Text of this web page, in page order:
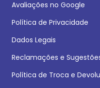
Avaliações no Google
Política de Privacidade
Dados Legais
Reclamações e
Política de Troca e